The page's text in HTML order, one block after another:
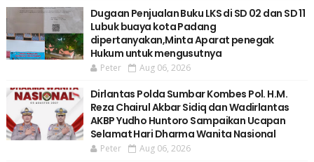
Dugaan Penjualan Buku LKS di SD 02 dan SD 11
Lubuk buaya kota Padang
dipertanyakan,Minta Aparat penegak
Hukum untuk mengusutnya
Peter Aug 06, 2026
Dirlantas Polda Sumbar Kombes Pol. H.M.
Reza Chairul Akbar Sidiq dan Wadirlantas
AKBP Yudho Huntoro Sampaikan Ucapan
Selamat Hari Dharma Wanita Nasional
Peter Aug 06, 2026